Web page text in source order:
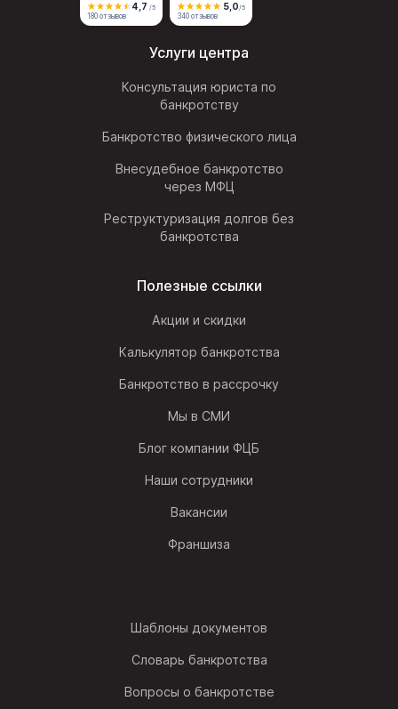
4,7 /5
180 отзывов
5,0/5
340 отзывов
Услуги центра
Консультация юриста по
банкротству
Банкротство физического лица
Внесудебное банкротство
через МФЦ
Реструктуризация долгов без
банкротства
Полезные ссылки
Акции и скидки
Калькулятор банкротства
Банкротство в рассрочку
Мы в СМИ
Блог компании ФЦБ
Наши сотрудники
Вакансии
Франшиза
Шаблоны документов
Словарь банкротства
Вопросы о банкротстве